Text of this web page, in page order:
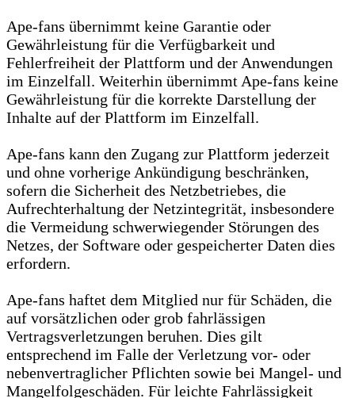
Ape-fans übernimmt keine Garantie oder
Gewährleistung für die Verfügbarkeit und
Fehlerfreiheit der Plattform und der Anwendungen
im Einzelfall. Weiterhin übernimmt Ape-fans keine
Gewährleistung für die korrekte Darstellung der
Inhalte auf der Plattform im Einzelfall.
Ape-fans kann den Zugang zur Plattform jederzeit
und ohne vorherige Ankündigung beschränken,
sofern die Sicherheit des Netzbetriebes, die
Aufrechterhaltung der Netzintegrität, insbesondere
die Vermeidung schwerwiegender Störungen des
Netzes, der Software oder gespeicherter Daten dies
erfordern.
Ape-fans haftet dem Mitglied nur für Schäden, die
auf vorsätzlichen oder grob fahrlässigen
Vertragsverletzungen beruhen. Dies gilt
entsprechend im Falle der Verletzung vor- oder
nebenvertraglicher Pflichten sowie bei Mangel- und
Mangelfolgeschäden. Für leichte Fahrlässigkeit